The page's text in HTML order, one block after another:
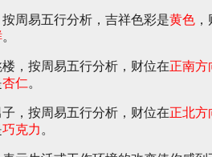
周易五行分析，吉祥色彩是黄色
。
，按周易五行分析，财位在正南方
杏仁。
，按周易五行分析，财位在正北方
巧克力 。